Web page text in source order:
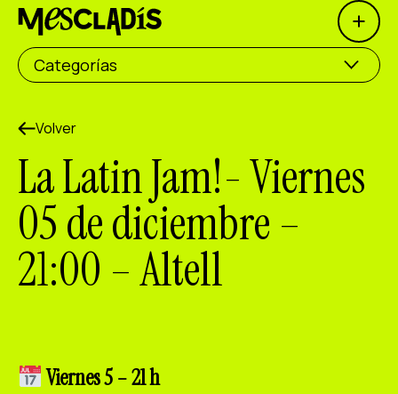
Open
Productora social
Productora de experiencias
Productora de empleo
Productora de conocimiento
Productora cultural
Agenda
Contacto
Categorías
Volver
La Latin Jam!- Viernes
05 de diciembre –
21:00 – Altell
Viernes 5 – 21 h